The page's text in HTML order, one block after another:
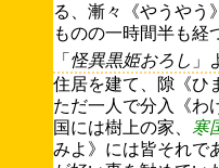
る、漸々《やうやう
ものの一時間半も経
「 怪異黒姫おろし 」
住居を建て、隙《ひ
ただ一人で分入《わ
国には樹上の家、 寒
みよ》には皆それで